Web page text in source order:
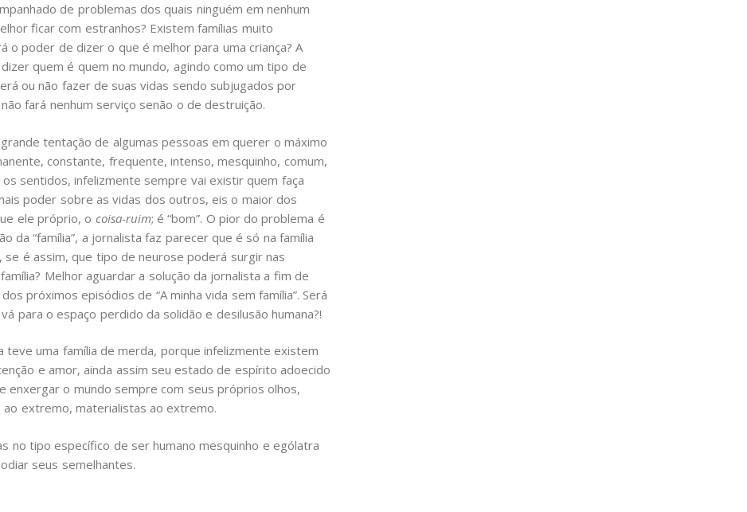
de problemas dos quais ninguém em nenhum
ficar com estranhos? Existem famílias muito
o poder de dizer o que é melhor para uma criança? A
quem é quem no mundo, agindo como um tipo de
ou não fazer de suas vidas sendo subjugados por
fará nenhum serviço senão o de destruição.
tentação de algumas pessoas em querer o máximo
constante, frequente, intenso, mesquinho, comum,
sentidos, infelizmente sempre vai existir quem faça
poder sobre as vidas dos outros, eis o maior dos
ele próprio, o coisa-ruim; é “bom”. O pior do problema é
da “família”, a jornalista faz parecer que é só na família
é assim, que tipo de neurose poderá surgir nas
Melhor aguardar a solução da jornalista a fim de
próximos episódios de “A minha vida sem família”. Será
para o espaço perdido da solidão e desilusão humana?!
uma família de merda, porque infelizmente existem
e amor, ainda assim seu estado de espírito adoecido
enxergar o mundo sempre com seus próprios olhos,
extremo, materialistas ao extremo.
tipo específico de ser humano mesquinho e ególatra
seus semelhantes.